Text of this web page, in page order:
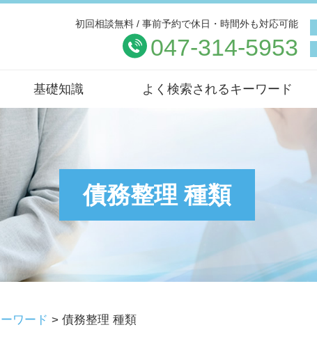
債務整理 種類
初回相談無料 / 事前予約で休日・時間外も対応可能
047-314-5953
基礎知識 よく検索されるキーワード
ワード > 債務整理 種類